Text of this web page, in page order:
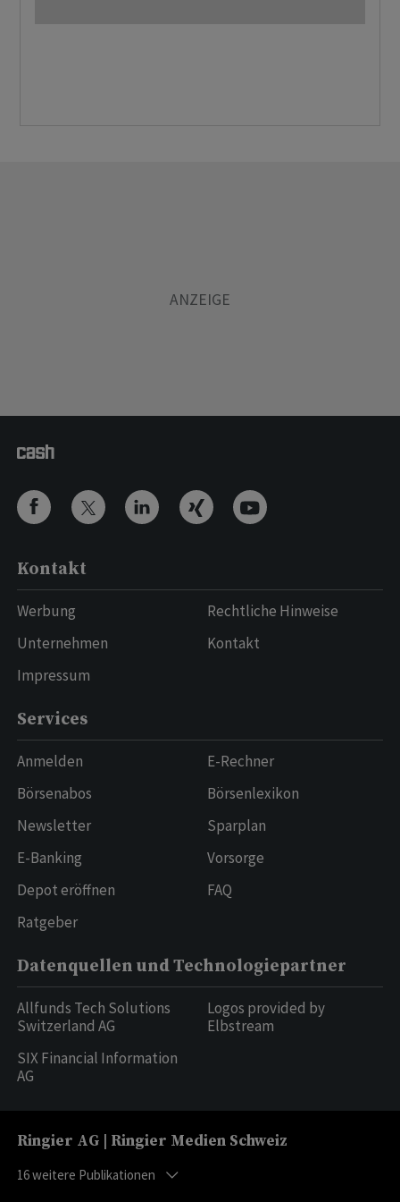
Kontakt
Werbung
Unternehmen
Impressum
Rechtliche Hinweise
Kontakt
Services
Anmelden
Börsenabos
Newsletter
E-Banking
Depot eröffnen
Ratgeber
E-Rechner
Börsenlexikon
Sparplan
Vorsorge
FAQ
Datenquellen und Technologiepartner
Allfunds Tech Solutions
Switzerland AG
SIX Financial Information
AG
Logos provided by
Elbstream
Ringier AG | Ringier Medien Schweiz
16weitere Publikationen